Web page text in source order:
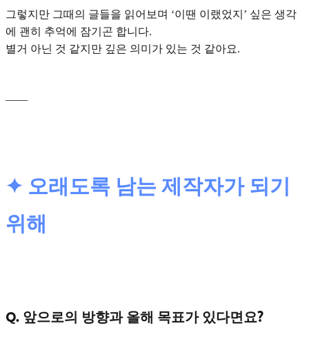
그렇지만 그때의 글들을 읽어보며 ‘이땐 이랬었지’ 싶은 생각
에 괜히 추억에 잠기곤 합니다.
별거 아닌 것 같지만 깊은 의미가 있는 것 같아요.
✦ 오래도록 남는 제작자가 되기
위해
Q. 앞으로의 방향과 올해 목표가 있다면요?